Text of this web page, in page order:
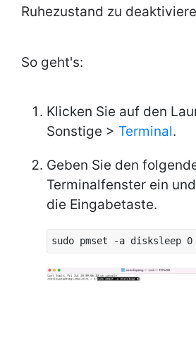
Ruhezustand zu
So geht's:
Klicken Sie auf den
Sonstige > Terminal.
Geben Sie den
Terminalfenster ein
die Eingabetaste.
sudo pmset -a disksleep 0